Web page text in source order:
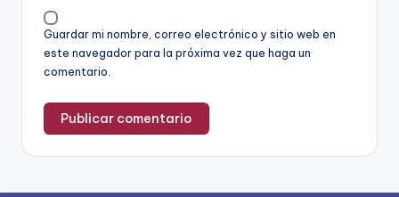
Guardar mi nombre, correo electrónico y sitio web en
este navegador para la próxima vez que haga un
comentario.